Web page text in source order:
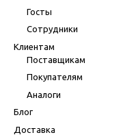
Госты
Сотрудники
Клиентам
Поставщикам
Покупателям
Аналоги
Блог
Доставка